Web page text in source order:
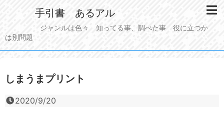
手引書 あるアル
ジャンルは色々 知ってる事、調べた事 役に立つか
は別問題
しまうまプリント
2020/9/20